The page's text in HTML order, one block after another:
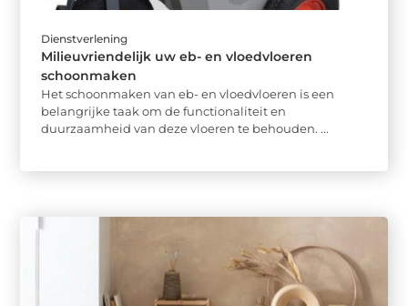
Dienstverlening
Milieuvriendelijk uw eb- en vloedvloeren
schoonmaken
Het schoonmaken van eb- en vloedvloeren is een
belangrijke taak om de functionaliteit en
duurzaamheid van deze vloeren te behouden. ...